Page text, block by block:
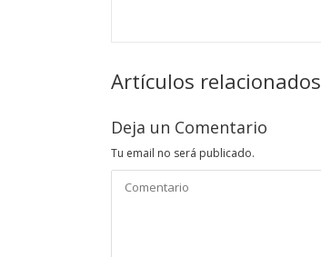
Artículos relacionados
Deja un Comentario
Tu email no será publicado.